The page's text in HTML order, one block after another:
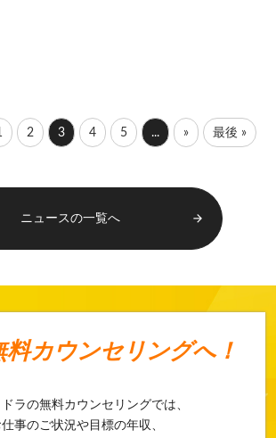
2 3 4 5 ... » 最後 »
ニュースの一覧へ arrow_forward
料カウンセリングへ！
ラの無料カウンセリングでは、
仕事のご状況や目標の年収、